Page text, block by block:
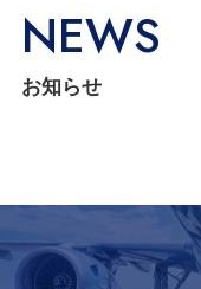
NEWS
お知らせ